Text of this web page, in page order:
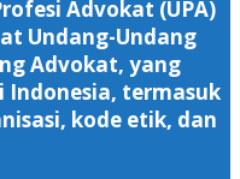
Advokat (UPA)
Undang-Undang
Advokat, yang
termasuk
kode etik, dan